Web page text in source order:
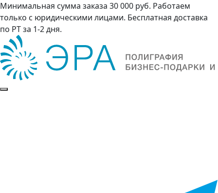
Минимальная сумма заказа 30 000 руб. Работаем
только с юридическими лицами. Бесплатная доставка
по РТ за 1-2 дня.